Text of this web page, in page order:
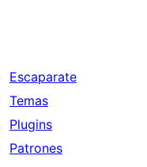
Escaparate
Temas
Plugins
Patrones